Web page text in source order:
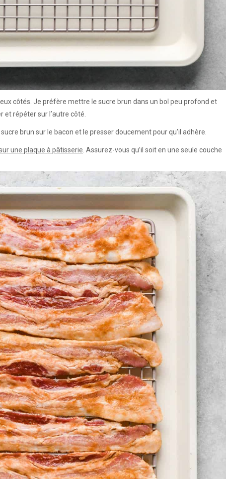
côtés. Je préfère mettre le sucre brun dans un bol peu profond et
répéter sur l’autre côté.
brun sur le bacon et le presser doucement pour qu’il adhère.
une plaque à pâtisserie. Assurez-vous qu’il soit en une seule couche